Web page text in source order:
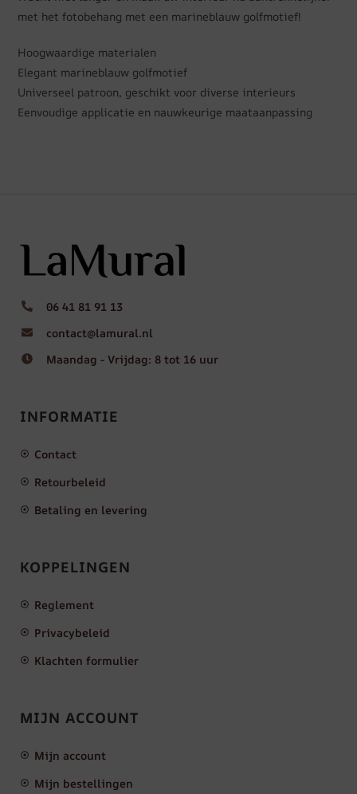
met het fotobehang met een marineblauw golfmotief!
Hoogwaardige materialen
Elegant marineblauw golfmotief
Universeel patroon, geschikt voor diverse interieurs
Eenvoudige applicatie en nauwkeurige maataanpassing
06 41 81 91 13
contact@lamural.nl
Maandag - Vrijdag: 8 tot 16 uur
INFORMATIE
Contact
Retourbeleid
Betaling en levering
KOPPELINGEN
Reglement
Privacybeleid
Klachten formulier
MIJN ACCOUNT
Mijn account
Mijn bestellingen